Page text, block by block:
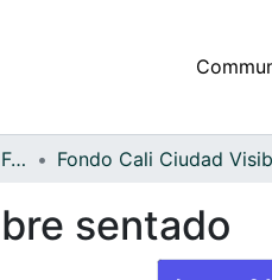
Archivo del Patrimonio Fotográfico y Fílmico del Valle del Cauca Fondo Cali Ciudad
sentado